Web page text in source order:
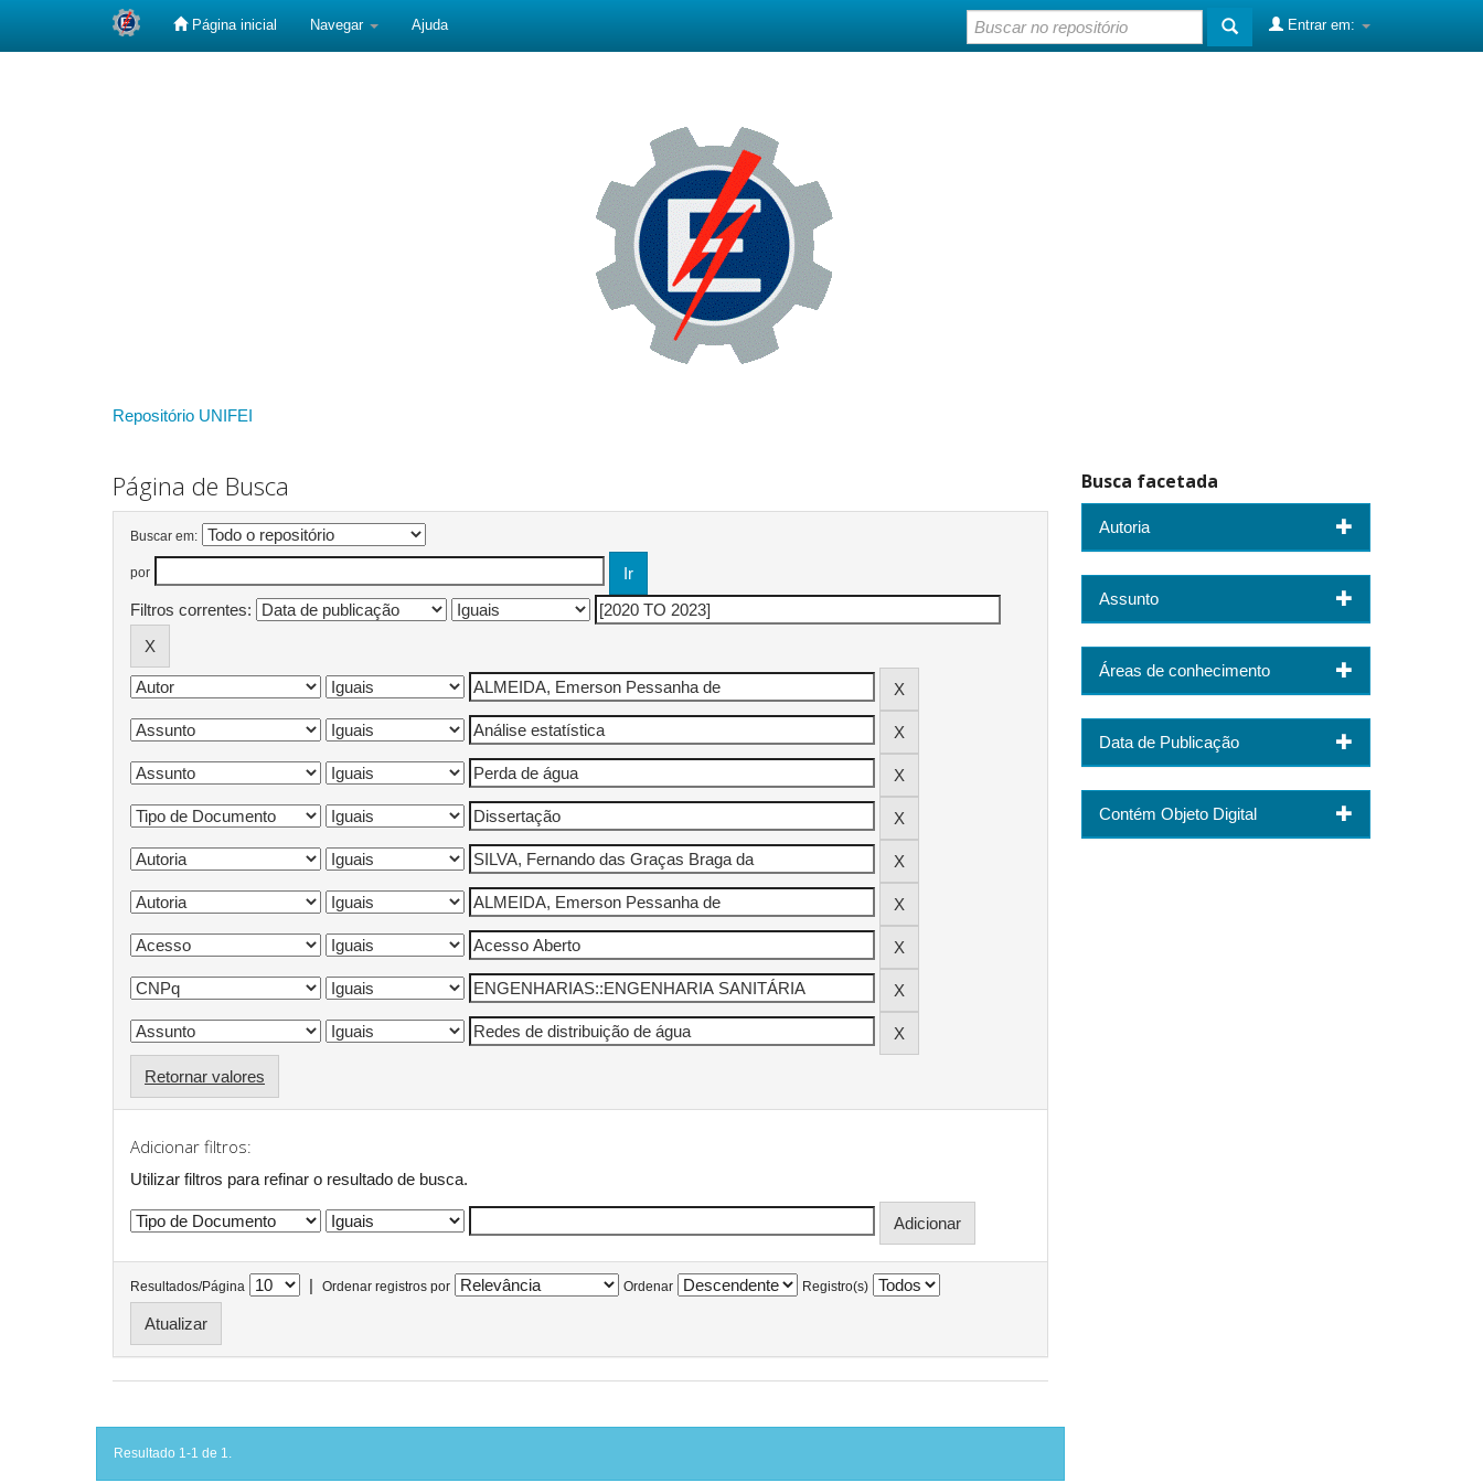
Página inicial Navegar Ajuda Entrar em:
Repositório UNIFEI
Página de Busca
Buscar em:
por
Filtros correntes:
Retornar valores
Adicionar filtros:
Utilizar filtros para refinar o resultado de busca.
Resultados/Página | Ordenar registros por Ordenar Registro(s)
Resultado 1-1 de 1.
Busca facetada
Autoria
Assunto
Áreas de conhecimento
Data de Publicação
Contém Objeto Digital